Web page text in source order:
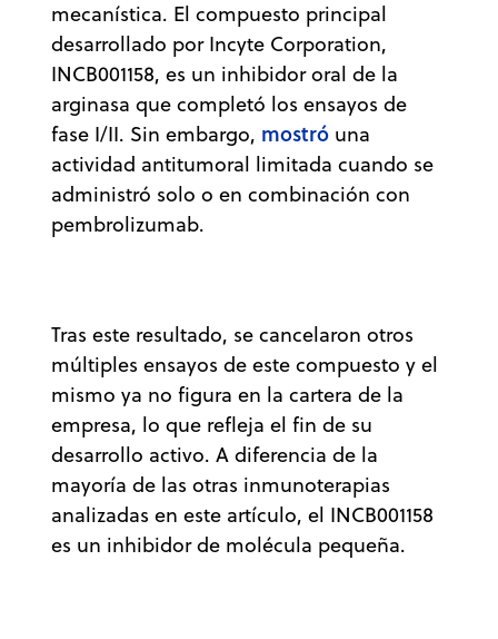
mecanística. El compuesto principal
desarrollado por Incyte Corporation,
INCB001158, es un inhibidor oral de la
arginasa que completó los ensayos de
fase I/II. Sin embargo, mostró una
actividad antitumoral limitada cuando se
administró solo o en combinación con
pembrolizumab.
Tras este resultado, se cancelaron otros
múltiples ensayos de este compuesto y el
mismo ya no figura en la cartera de la
empresa, lo que refleja el fin de su
desarrollo activo. A diferencia de la
mayoría de las otras inmunoterapias
analizadas en este artículo, el INCB001158
es un inhibidor de molécula pequeña.